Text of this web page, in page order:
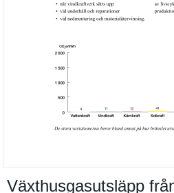
Växthusgasutsläpp